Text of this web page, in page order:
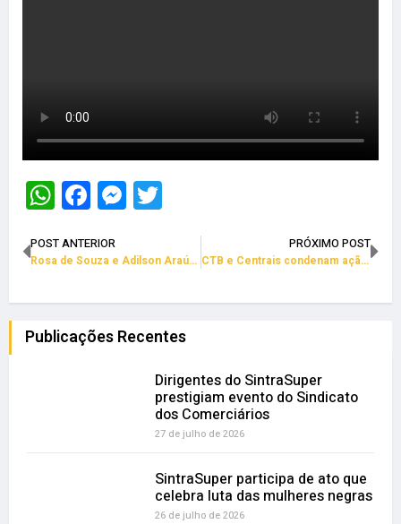
WhatsApp
Facebook
Messenger
POST ANTERIOR
Rosa de Souza e Adilson Araújo: os desafios de 2026
PRÓXIMO POST
CTB e Centrais condenam ação dos EUA contra Venezuela
Publicações Recentes
Dirigentes do SintraSuper
prestigiam evento do Sindicato
dos Comerciários
27 de julho de 2026
SintraSuper participa de ato que
celebra luta das mulheres negras
26 de julho de 2026